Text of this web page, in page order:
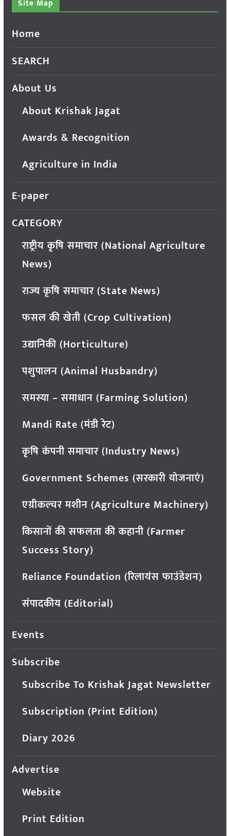
Site Map
Home
SEARCH
About Us
About Krishak Jagat
Awards & Recognition
Agriculture in India
E-paper
CATEGORY
राष्ट्रीय कृषि समाचार (National Agriculture
News)
राज्य कृषि समाचार (State News)
फसल की खेती (Crop Cultivation)
उद्यानिकी (Horticulture)
पशुपालन (Animal Husbandry)
समस्या – समाधान (Farming Solution)
Mandi Rate (मंडी रेट)
कृषि कंपनी समाचार (Industry News)
Government Schemes (सरकारी योजनाएं)
एग्रीकल्चर मशीन (Agriculture Machinery)
किसानों की सफलता की कहानी (Farmer
Success Story)
Reliance Foundation (रिलायंस फाउंडेशन)
संपादकीय (Editorial)
Events
Subscribe
Subscribe To Krishak Jagat Newsletter
Subscription (Print Edition)
Diary 2026
Advertise
Website
Print Edition